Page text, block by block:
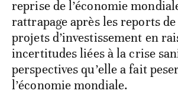
reprise de l’économie
rattrapage après les reports
projets d’investissement en
incertitudes liées à la crise
perspectives qu’elle a fait
l’économie mondiale.